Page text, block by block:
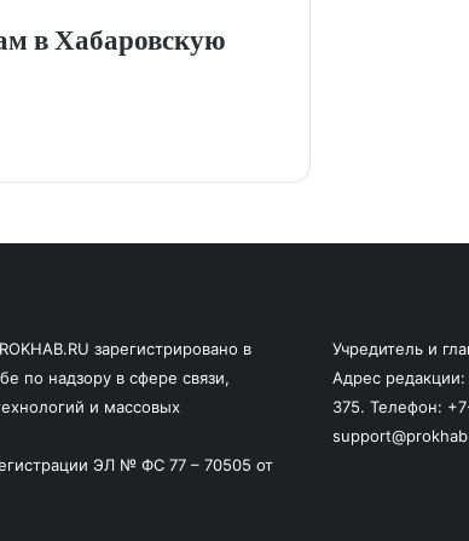
в Хабаровскую
зарегистрировано в
по надзору в сфере связи,
и массовых
ЭЛ № ФС 77 – 70505 от
Учредитель и
Адрес редакции:
375. Телефон: